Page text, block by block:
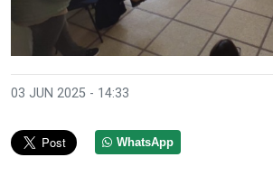
03 JUN 2025 - 14:33
WhatsApp